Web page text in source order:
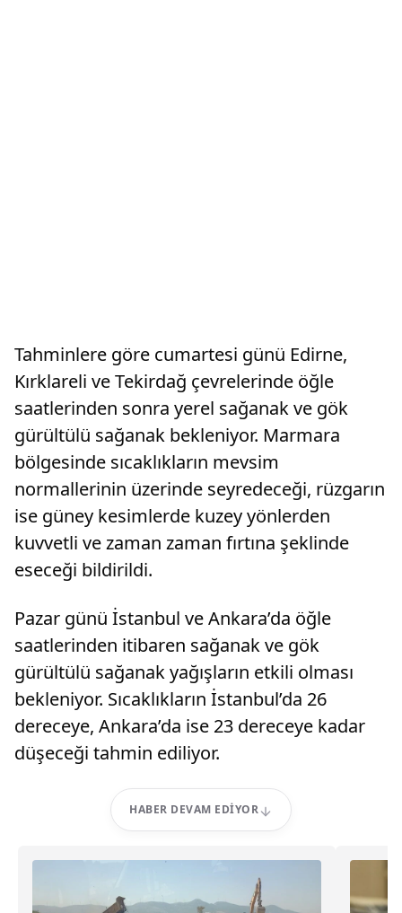
Tahminlere göre cumartesi günü Edirne,
Kırklareli ve Tekirdağ çevrelerinde öğle
saatlerinden sonra yerel sağanak ve gök
gürültülü sağanak bekleniyor. Marmara
bölgesinde sıcaklıkların mevsim
normallerinin üzerinde seyredeceği, rüzgarın
ise güney kesimlerde kuzey yönlerden
kuvvetli ve zaman zaman fırtına şeklinde
eseceği bildirildi.
Pazar günü İstanbul ve Ankara’da öğle
saatlerinden itibaren sağanak ve gök
gürültülü sağanak yağışların etkili olması
bekleniyor. Sıcaklıkların İstanbul’da 26
dereceye, Ankara’da ise 23 dereceye kadar
düşeceği tahmin ediliyor.
HABER DEVAM EDIYOR